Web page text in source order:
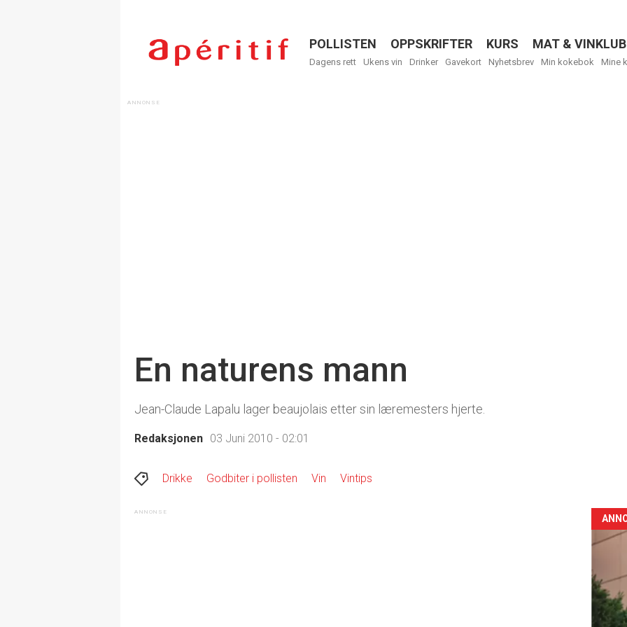
Menu
POLLISTEN OPPSKRIFTER KURS MAT &
Dagens rett Ukens vin Drinker Gavekort Nyhetsbrev Min kokebok Mine
En naturens mann
Jean-Claude Lapalu lager beaujolais etter sin læremesters hjerte.
Redaksjonen 03 Juni 2010 - 02:01
Drikke Godbiter i pollisten Vin Vintips